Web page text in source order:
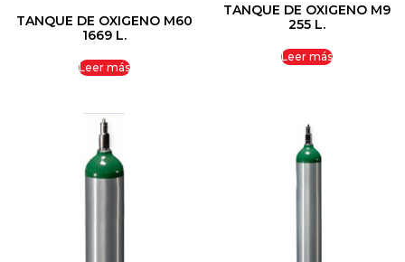
TANQUE DE OXIGENO M60
1669 L.
Leer más
TANQUE DE OXIGENO M9
255 L.
Leer más